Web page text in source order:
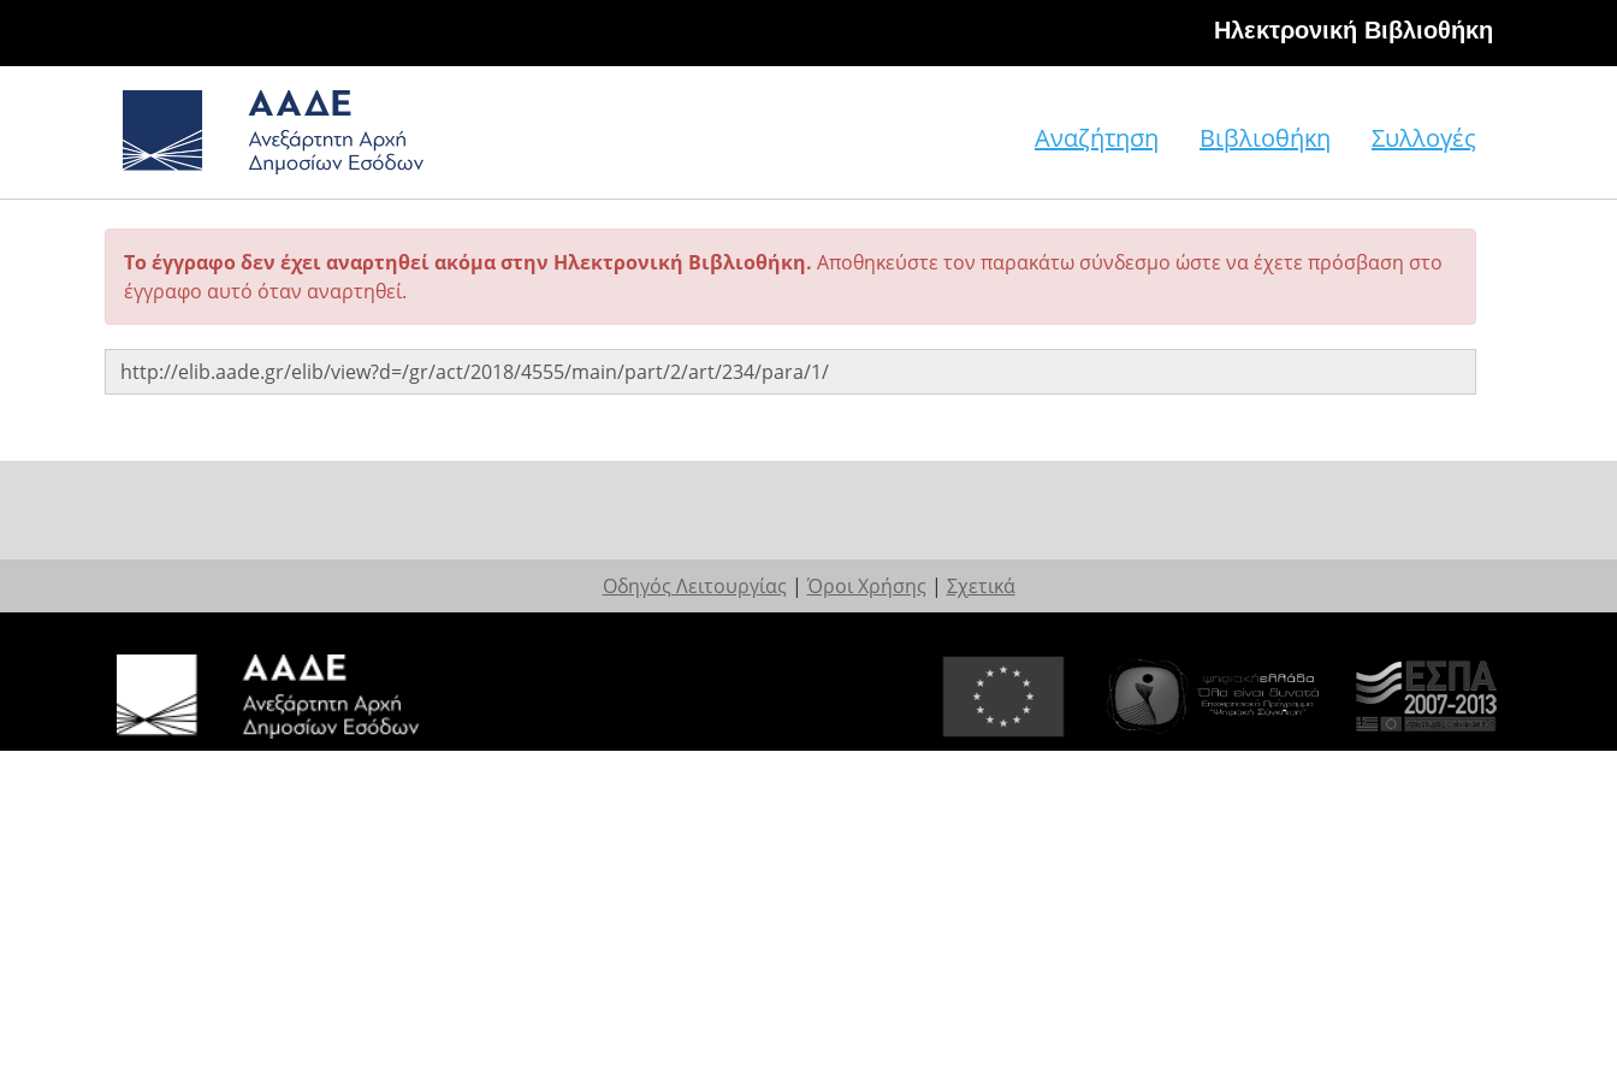
Hλεκτρονική Βιβλιοθήκη
Αναζήτηση Βιβλιοθήκη Συλλογές
Το έγγραφο δεν έχει αναρτηθεί ακόμα στην Ηλεκτρονική Βιβλιοθήκη. Αποθηκεύστε τον παρακάτω σύνδεσμο ώστε να έχετε πρόσβαση στο
έγγραφο αυτό όταν αναρτηθεί.
Οδηγός Λειτουργίας | Όροι Χρήσης | Σχετικά